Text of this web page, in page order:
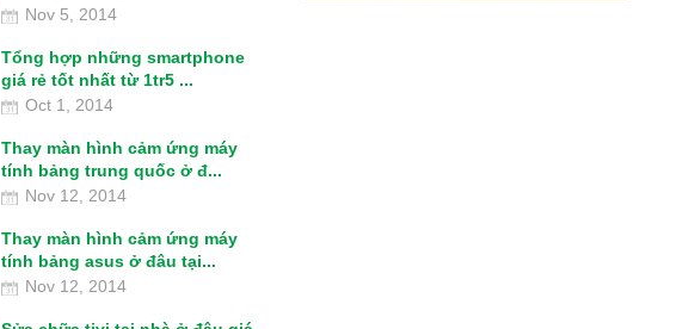
Nov 5, 2014
Tổng hợp những smartphone
giá rẻ tốt nhất từ 1tr5 ...
Oct 1, 2014
Thay màn hình cảm ứng máy
tính bảng trung quốc ở đ...
Nov 12, 2014
Thay màn hình cảm ứng máy
tính bảng asus ở đâu tại...
Nov 12, 2014